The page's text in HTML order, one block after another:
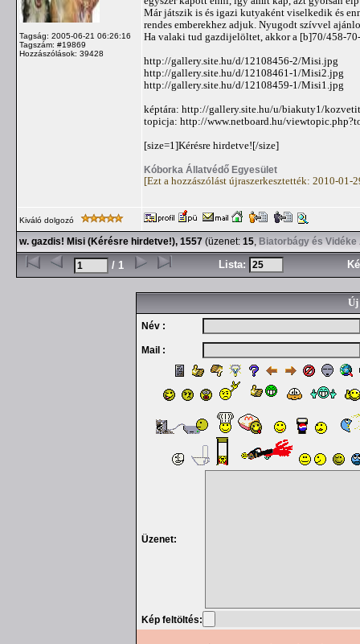
Tagság: 2005-06-21 06:26:16
Tagszám: #19869
Hozzászólások: 39428
Már játszik is és igazi kutyaként viselkedik és
rendes emberekhez adjuk. Nyugodt szívvel
Ha valaki tud gazdijelöltet, akkor a [b]70/458-
http://gallery.site.hu/d/12108456-2/Misi.jpg
http://gallery.site.hu/d/12108461-1/Misi2.jpg
http://gallery.site.hu/d/12108459-1/Misi1.jpg
képtára: http://gallery.site.hu/u/biakuty1/
topicja: http://www.netboard.hu/
[size=1]Kérésre hirdetve![/size]
Kóborka Állatvédő Egyesület
[Ezt a hozzászólást újraszerkesztették: 2010-01-
Kiváló dolgozó
w. gazdis! Misi (Kérésre hirdetve!), 1557 (üzenet: 15, Biatorbágy és
/ 1 Lista:
Új
Név :
Mail :
Üzenet:
Kép feltöltés: